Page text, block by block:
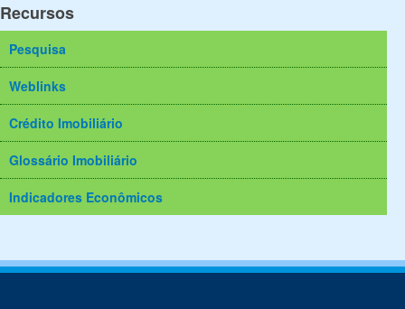
Recursos
Pesquisa
Weblinks
Crédito Imobiliário
Glossário Imobiliário
Indicadores Econômicos